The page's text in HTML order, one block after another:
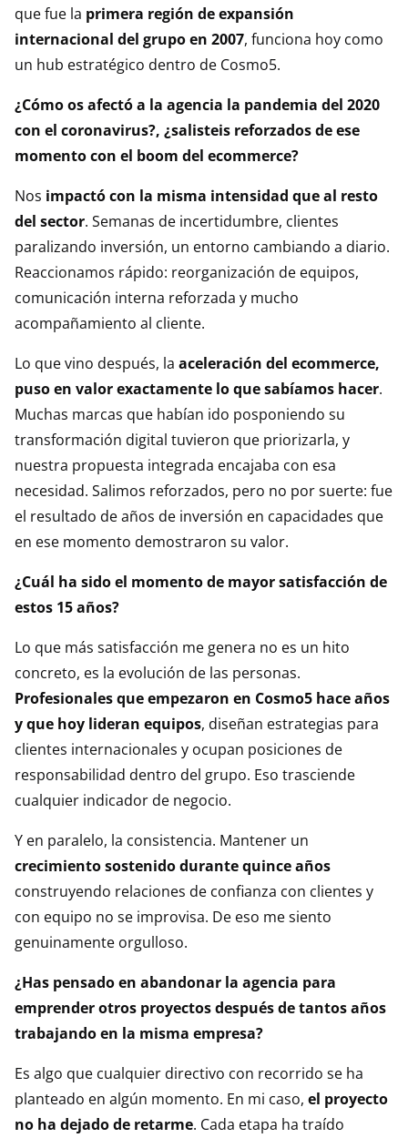
que fue la primera región de expansión
internacional del grupo en 2007, funciona hoy como
un hub estratégico dentro de Cosmo5.
¿Cómo os afectó a la agencia la pandemia del 2020
con el coronavirus?, ¿salisteis reforzados de ese
momento con el boom del ecommerce?
Nos impactó con la misma intensidad que al resto
del sector. Semanas de incertidumbre, clientes
paralizando inversión, un entorno cambiando a diario.
Reaccionamos rápido: reorganización de equipos,
comunicación interna reforzada y mucho
acompañamiento al cliente.
Lo que vino después, la aceleración del ecommerce,
puso en valor exactamente lo que sabíamos hacer.
Muchas marcas que habían ido posponiendo su
transformación digital tuvieron que priorizarla, y
nuestra propuesta integrada encajaba con esa
necesidad. Salimos reforzados, pero no por suerte: fue
el resultado de años de inversión en capacidades que
en ese momento demostraron su valor.
¿Cuál ha sido el momento de mayor satisfacción de
estos 15 años?
Lo que más satisfacción me genera no es un hito
concreto, es la evolución de las personas.
Profesionales que empezaron en Cosmo5 hace años
y que hoy lideran equipos, diseñan estrategias para
clientes internacionales y ocupan posiciones de
responsabilidad dentro del grupo. Eso trasciende
cualquier indicador de negocio.
Y en paralelo, la consistencia. Mantener un
crecimiento sostenido durante quince años
construyendo relaciones de confianza con clientes y
con equipo no se improvisa. De eso me siento
genuinamente orgulloso.
¿Has pensado en abandonar la agencia para
emprender otros proyectos después de tantos años
trabajando en la misma empresa?
Es algo que cualquier directivo con recorrido se ha
planteado en algún momento. En mi caso, el proyecto
no ha dejado de retarme. Cada etapa ha traído